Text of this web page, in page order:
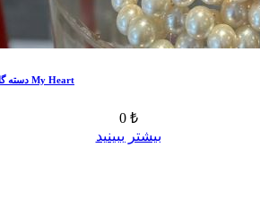
دسته گل My Heart
0 ₺
بیشتر ببینید